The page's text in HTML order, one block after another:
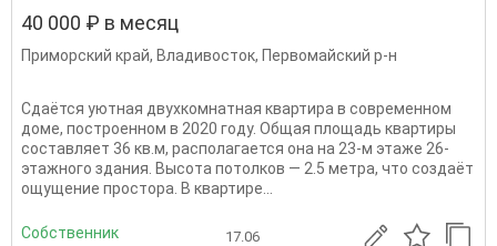
40 000 ₽ в месяц
Приморский край, Владивосток, Первомайский р-н
Сдаётся уютная двухкомнатная квартира в современном
доме, построенном в 2020 году. Общая площадь квартиры
составляет 36 кв.м, располагается она на 23-м этаже 26-
этажного здания. Высота потолков — 2.5 метра, что создаёт
ощущение простора. В квартире...
Собственник 17.06